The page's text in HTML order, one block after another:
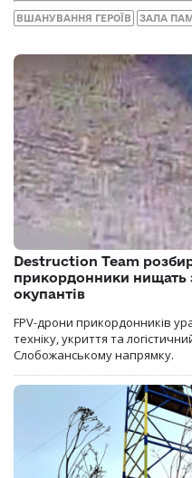
ВШАНУВАННЯ ГЕРОЇВ ЗАЛА
Destruction Team
прикордонники нищать
окупантів
FPV-дрони прикордонників
техніку, укриття та
Слобожанському напрямку.